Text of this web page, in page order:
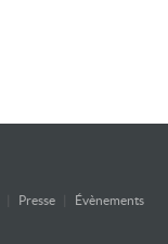
Presse Évènements